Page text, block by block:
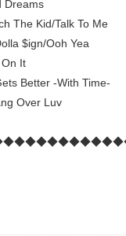
Dreams
The Kid/Talk To Me
$ign/Ooh Yea
It
Better -With Time-
Over Luv